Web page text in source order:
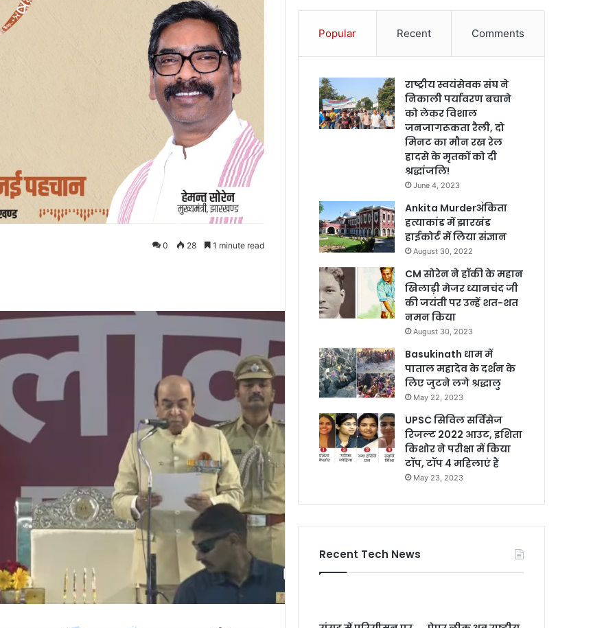
0 28 1 minute read
Popular Recent Comments
राष्ट्रीय स्वयंसेवक संघ ने
निकाली पर्यावरण बचाने
को लेकर विशाल
जनजागरूकता रैली, दो
मिनट का मौन रख रेल
हादसे के मृतकों को दी
श्रद्धांजलि!
June 4, 2023
Ankita Murderअंकिता
हत्याकांड में झारखंड
हाईकोर्ट में लिया संज्ञान
August 30, 2022
CM सोरेन ने हॉकी के महान
खिलाड़ी मेजर ध्यानचंद जी
की जयंती पर उन्हें शत-शत
नमन किया
August 30, 2023
Basukinath धाम में
पाताल महादेव के दर्शन के
लिए जुटने लगे श्रद्धालु
May 22, 2023
UPSC सिविल सर्विसेज
रिजल्ट 2022 आउट, इशिता
किशोर ने परीक्षा में किया
टॉप, टॉप 4 महिलाएं हैं
May 23, 2023
Recent Tech News